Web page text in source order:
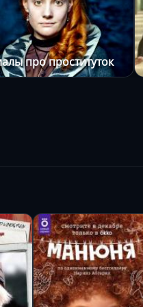
про проституток